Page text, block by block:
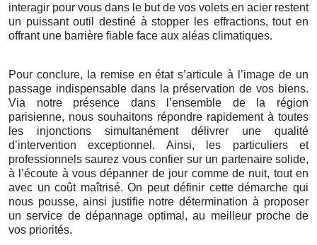
interagir pour vous dans le but de vos volets en acier restent
un puissant outil destiné à stopper les effractions, tout en
offrant une barrière fiable face aux aléas climatiques.
Pour conclure, la remise en état s’articule à l’image de un
passage indispensable dans la préservation de vos biens.
Via notre présence dans l’ensemble de la région
parisienne, nous souhaitons répondre rapidement à toutes
les injonctions simultanément délivrer une qualité
d’intervention exceptionnel. Ainsi, les particuliers et
professionnels saurez vous confier sur un partenaire solide,
à l’écoute à vous dépanner de jour comme de nuit, tout en
avec un coût maîtrisé. On peut définir cette démarche qui
nous pousse, ainsi justifie notre détermination à proposer
un service de dépannage optimal, au meilleur proche de
vos priorités.